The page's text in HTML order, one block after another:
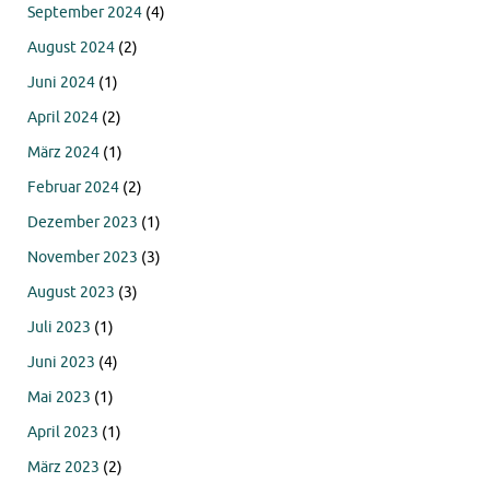
September 2024 (4)
August 2024 (2)
Juni 2024 (1)
April 2024 (2)
März 2024 (1)
Februar 2024 (2)
Dezember 2023 (1)
November 2023 (3)
August 2023 (3)
Juli 2023 (1)
Juni 2023 (4)
Mai 2023 (1)
April 2023 (1)
März 2023 (2)